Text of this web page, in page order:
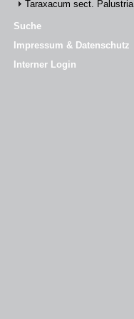
Taraxacum sect. Palustria
Suche
Impressum & Datenschutz
Interner Login